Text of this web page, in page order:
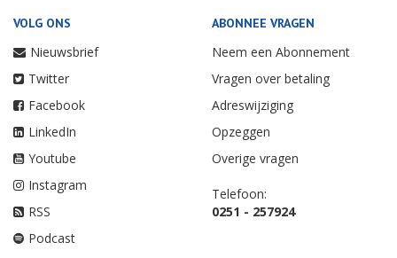
VOLG ONS
Nieuwsbrief
Twitter
Facebook
LinkedIn
Youtube
Instagram
RSS
Podcast
ABONNEE VRAGEN
Neem een Abonnement
Vragen over betaling
Adreswijziging
Opzeggen
Overige vragen
Telefoon:
0251 - 257924